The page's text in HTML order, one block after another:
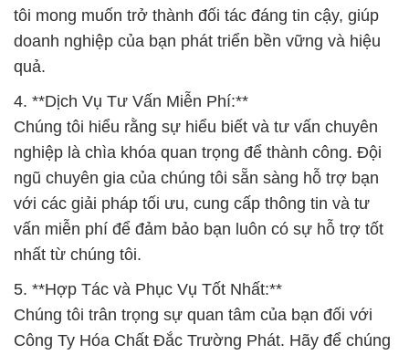
tôi mong muốn trở thành đối tác đáng tin cậy, giúp
doanh nghiệp của bạn phát triển bền vững và hiệu
quả.
4. **Dịch Vụ Tư Vấn Miễn Phí:**
Chúng tôi hiểu rằng sự hiểu biết và tư vấn chuyên
nghiệp là chìa khóa quan trọng để thành công. Đội
ngũ chuyên gia của chúng tôi sẵn sàng hỗ trợ bạn
với các giải pháp tối ưu, cung cấp thông tin và tư
vấn miễn phí để đảm bảo bạn luôn có sự hỗ trợ tốt
nhất từ chúng tôi.
5. **Hợp Tác và Phục Vụ Tốt Nhất:**
Chúng tôi trân trọng sự quan tâm của bạn đối với
Công Ty Hóa Chất Đắc Trường Phát. Hãy để chúng